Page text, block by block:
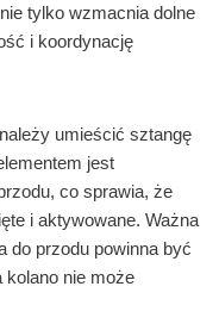
tylko wzmacnia dolne
i koordynację
umieścić sztangę
jest
co sprawia, że
i aktywowane. Ważna
do przodu powinna być
kolano nie może